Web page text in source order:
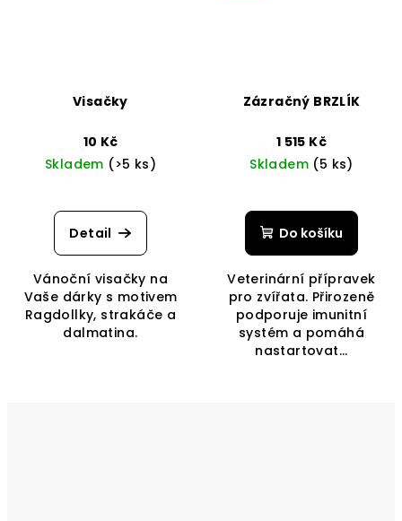
Visačky
10 Kč
Skladem (>5 ks)
Detail
Vánoční visačky na
Vaše dárky s motivem
Ragdollky, strakáče a
dalmatina.
Zázračný BRZLÍK
1 515 Kč
Skladem (5 ks)
Do košíku
Veterinární přípravek
pro zvířata. Přirozeně
podporuje imunitní
systém a pomáhá
nastartovat...